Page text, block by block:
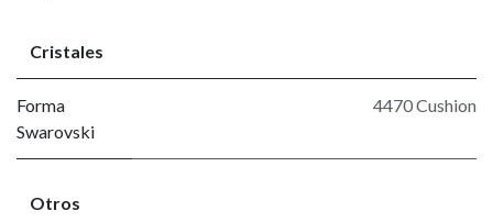
Cristales
Forma
Swarovski
4470 Cushion
Otros